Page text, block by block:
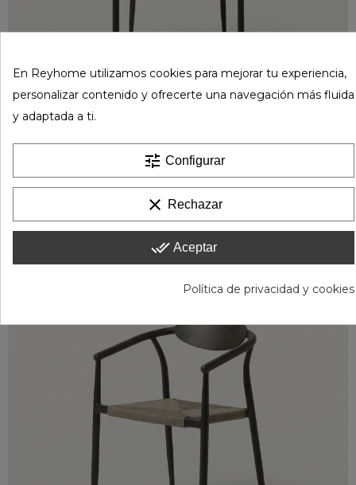
En Reyhome utilizamos cookies para mejorar tu experiencia,
personalizar contenido y ofrecerte una navegación más fluida
y adaptada a ti.
tune Configurar
clear Rechazar
done_all Aceptar
Política de privacidad y cookies